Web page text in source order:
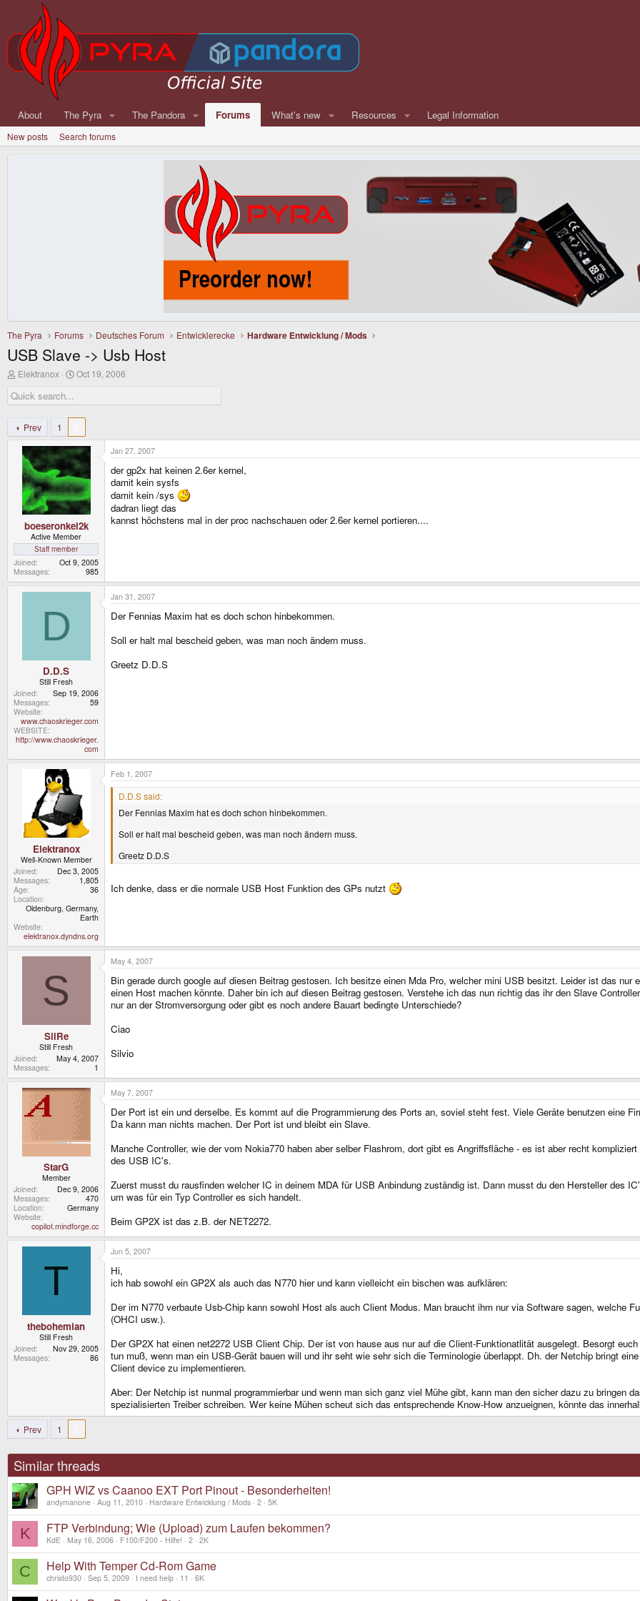
About The Pyra The Pandora Forums What's new Resources Legal Information
New posts Search forums
The Pyra Forums Deutsches Forum Entwicklerecke Hardware Entwicklung / Mods
USB Slave -> Usb Host
T
r
e
d
s
Elektranox
S
r
t
a
t
e
Oct 19, 2006
Prev 1
boeseronkel2k
Active Member
Staff member
Joined
Oct 9, 2005
Messages
985
Jan 27, 2007
der gp2x hat keinen 2.6er kernel,
damit kein sysfs
damit kein /sys
dadran liegt das
kannst höchstens mal in der proc nachschauen oder 2.6er kernel portieren....
D
D.D.S
Still Fresh
Joined
Sep 19, 2006
Messages
59
Website
www.chaoskrieger.com
WEBSITE
http://www.chaoskrieger.
com
Jan 31, 2007
Der Fennias Maxim hat es doch schon hinbekommen.
Soll er halt mal bescheid geben, was man noch ändern muss.
Greetz D.D.S
Elektranox
Well-Known Member
Joined
Dec 3, 2005
Messages
1,805
Age
36
Location
Oldenburg, Germany,
Earth
Website
elektranox.dyndns.org
Feb 1, 2007
D.D.S said:
Der Fennias Maxim hat es doch schon hinbekommen.
Soll er halt mal bescheid geben, was man noch ändern muss.
Greetz D.D.S
Ich denke, dass er die normale USB Host Funktion des GPs nutzt
S
SilRe
Still Fresh
Joined
May 4, 2007
Messages
1
May 4, 2007
Bin gerade durch google auf diesen Beitrag gestosen. Ich besitze einen Mda Pro, welcher mini USB besitzt. Leider ist das
einen Host machen könnte. Daher bin ich auf diesen Beitrag gestosen. Verstehe ich das nun richtig das ihr den Slave
nur an der Stromversorgung oder gibt es noch andere Bauart bedingte Unterschiede?
Ciao
Silvio
StarG
Member
Joined
Dec 9, 2006
Messages
470
Location
Germany
Website
copilot.mindforge.cc
May 7, 2007
Der Port ist ein und derselbe. Es kommt auf die Programmierung des Ports an, soviel steht fest. Viele Geräte benutzen eine
Da kann man nichts machen. Der Port ist und bleibt ein Slave.
Manche Controller, wie der vom Nokia770 haben aber selber Flashrom, dort gibt es Angriffsfläche - es ist aber recht
des USB IC's.
Zuerst musst du rausfinden welcher IC in deinem MDA für USB Anbindung zuständig ist. Dann musst du den Hersteller des
um was für ein Typ Controller es sich handelt.
Beim GP2X ist das z.B. der NET2272.
T
thebohemian
Still Fresh
Joined
Nov 29, 2005
Messages
86
Jun 5, 2007
Hi,
ich hab sowohl ein GP2X als auch das N770 hier und kann vielleicht ein bischen was aufklären:
Der im N770 verbaute Usb-Chip kann sowohl Host als auch Client Modus. Man braucht ihm nur via Software sagen, welche
(OHCI usw.).
Der GP2X hat einen net2272 USB Client Chip. Der ist von hause aus nur auf die Client-Funktionatlität ausgelegt. Besorgt
tun muß, wenn man ein USB-Gerät bauen will und ihr seht wie sehr sich die Terminologie überlappt. Dh. der Netchip bringt
Client device zu implementieren.
Aber: Der Netchip ist nunmal programmierbar und wenn man sich ganz viel Mühe gibt, kann man den sicher dazu zu bringen
spezialisierten Treiber schreiben. Wer keine Mühen scheut sich das entsprechende Know-How anzueignen, könnte das
Prev 1
Similar threads
GPH WIZ vs Caanoo EXT Port Pinout - Besonderheiten!
andymanone Aug 11, 2010 Hardware Entwicklung / Mods 2 5K
K FTP Verbindung; Wie (Upload) zum Laufen bekommen?
KdE May 16, 2006 F100/F200 - Hilfe! 2 2K
C Help With Temper Cd-Rom Game
christo930 Sep 5, 2009 I need help 11 6K